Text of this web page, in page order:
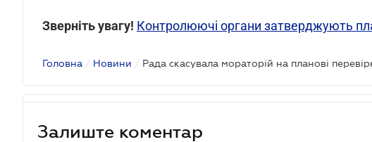
Зверніть увагу! Контролюючі органи затверджують
Головна / Новини /
Залиште коментар